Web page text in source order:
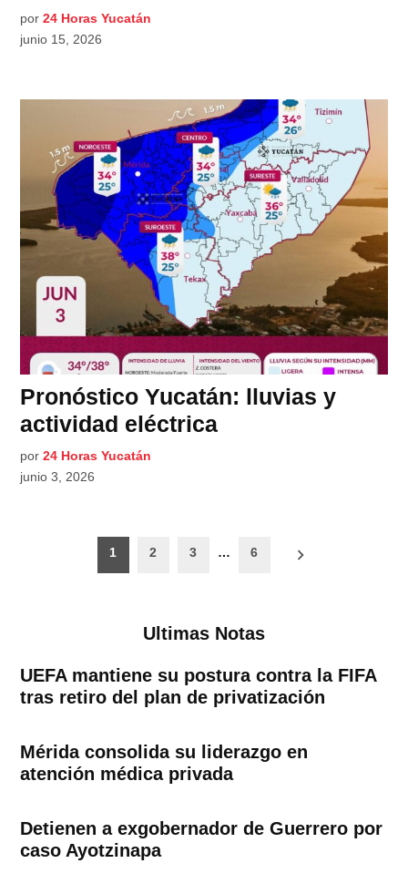
por 24 Horas Yucatán
junio 15, 2026
Pronóstico Yucatán: lluvias y
actividad eléctrica
por 24 Horas Yucatán
junio 3, 2026
Paginación
1 2 3 … 6
Ultimas Notas
UEFA mantiene su postura contra la FIFA
tras retiro del plan de privatización
Mérida consolida su liderazgo en
atención médica privada
Detienen a exgobernador de Guerrero por
caso Ayotzinapa